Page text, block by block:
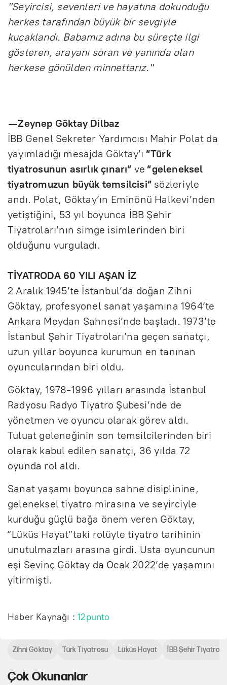
"Seyircisi, sevenleri ve hayatına dokunduğu
herkes tarafından büyük bir sevgiyle
kucaklandı. Babamız adına bu süreçte ilgi
gösteren, arayanı soran ve yanında olan
herkese gönülden minnettarız."
— Zeynep Göktay Dilbaz
İBB Genel Sekreter Yardımcısı Mahir Polat da
yayımladığı mesajda Göktay’ı“Türk
tiyatrosunun asırlık çınarı” ve“geleneksel
tiyatromuzun büyük temsilcisi” sözleriyle
andı. Polat, Göktay’ın Eminönü Halkevi’nden
yetiştiğini, 53 yıl boyunca İBB Şehir
Tiyatroları’nın simge isimlerinden biri
olduğunu vurguladı.
TİYATRODA 60 YILI AŞAN İZ
2 Aralık 1945’te İstanbul’da doğan Zihni
Göktay, profesyonel sanat yaşamına 1964’te
Ankara Meydan Sahnesi’nde başladı. 1973’te
İstanbul Şehir Tiyatroları’na geçen sanatçı,
uzun yıllar boyunca kurumun en tanınan
oyuncularından biri oldu.
Göktay, 1978-1996 yılları arasında İstanbul
Radyosu Radyo Tiyatro Şubesi’nde de
yönetmen ve oyuncu olarak görev aldı.
Tuluat geleneğinin son temsilcilerinden biri
olarak kabul edilen sanatçı, 36 yılda 72
oyunda rol aldı.
Sanat yaşamı boyunca sahne disiplinine,
geleneksel tiyatro mirasına ve seyirciyle
kurduğu güçlü bağa önem veren Göktay,
“Lüküs Hayat”taki rolüyle tiyatro tarihinin
unutulmazları arasına girdi. Usta oyuncunun
eşi Sevinç Göktay da Ocak 2022’de yaşamını
yitirmişti.
Haber Kaynağı :12punto
Çok Okunanlar
Zihni Göktay Türk Tiyatrosu Lüküs Hayat İBB Şehir